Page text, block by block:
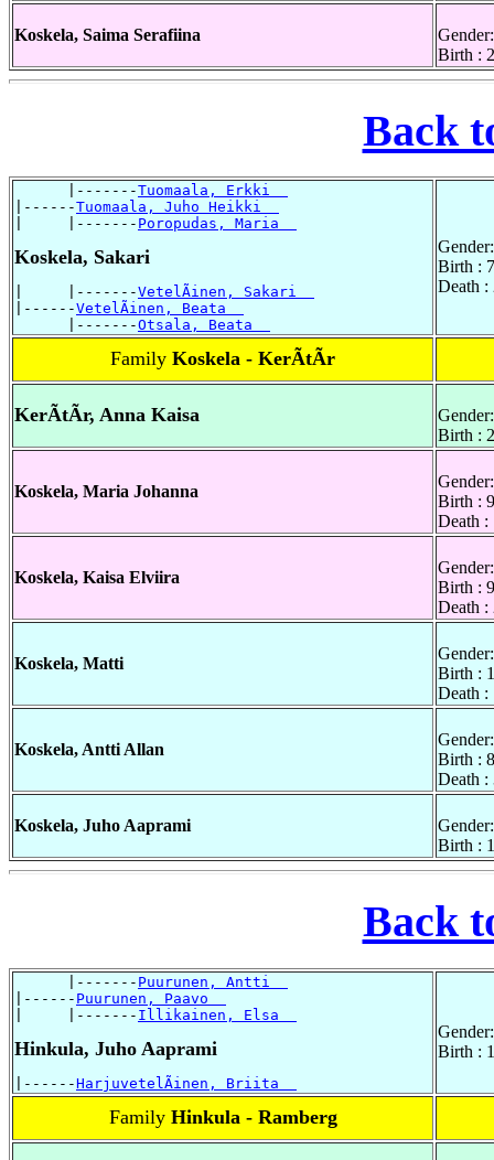
Koskela, Saima Serafiina
Birth :
Back
      |-------
Tuomaala, Erkki
|------Tuomaala, Juho Heikki
|     |------- Poropudas, Maria
Koskela, Sakari
|     |-------VetelÃinen, Sakari
|------VetelÃinen, Beata
      |-------
Otsala, Beata
Birth :
Death :
Family Koskela - KerÃtÃr
KerÃtÃr, Anna Kaisa
Birth :
Koskela, Maria Johanna
Birth :
Death :
Koskela, Kaisa Elviira
Birth :
Death :
Koskela, Matti
Birth :
Death :
Koskela, Antti Allan
Birth :
Death :
Koskela, Juho Aaprami
Birth :
Back
      |-------
Puurunen, Antti
|------ Puurunen, Paavo
|     |------- Illikainen, Elsa
Hinkula, Juho Aaprami
|------HarjuvetelÃinen, Briita
Birth :
Family Hinkula - Ramberg